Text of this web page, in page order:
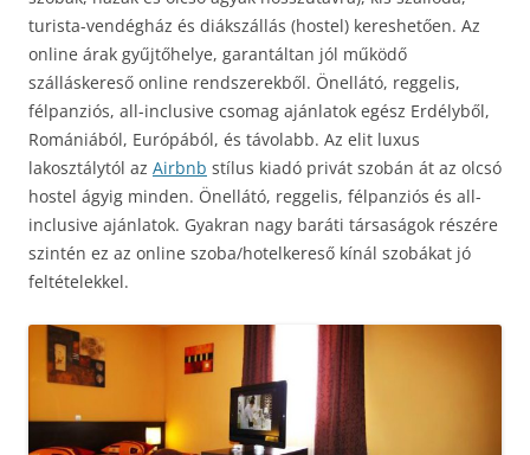
turista-vendégház és diákszállás (hostel) kereshetően. Az
online árak gyűjtőhelye, garantáltan jól működő
szálláskereső online rendszerekből. Önellátó, reggelis,
félpanziós, all-inclusive csomag ajánlatok egész Erdélyből,
Romániából, Európából, és távolabb. Az elit luxus
lakosztálytól az Airbnb stílus kiadó privát szobán át az olcsó
hostel ágyig minden. Önellátó, reggelis, félpanziós és all-
inclusive ajánlatok. Gyakran nagy baráti társaságok részére
szintén ez az online szoba/hotelkereső kínál szobákat jó
feltételekkel.